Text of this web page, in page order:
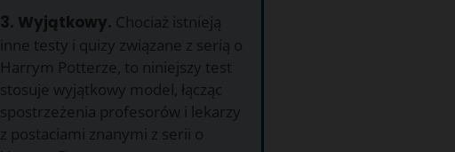
3. Wyjątkowy. Chociaż istnieją
inne testy i quizy związane z serią o
Harrym Potterze, to niniejszy test
stosuje wyjątkowy model, łącząc
spostrzeżenia profesorów i lekarzy
z postaciami znanymi z serii o